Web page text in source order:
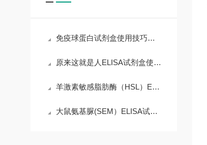
免疫球蛋白试剂盒使用技巧和要求
原来这就是人ELISA试剂盒使用时需要遵守的规范
羊激素敏感脂肪酶（HSL）ELISA试剂盒操作说明
大鼠氨基脲(SEM）ELISA试剂盒产品说明